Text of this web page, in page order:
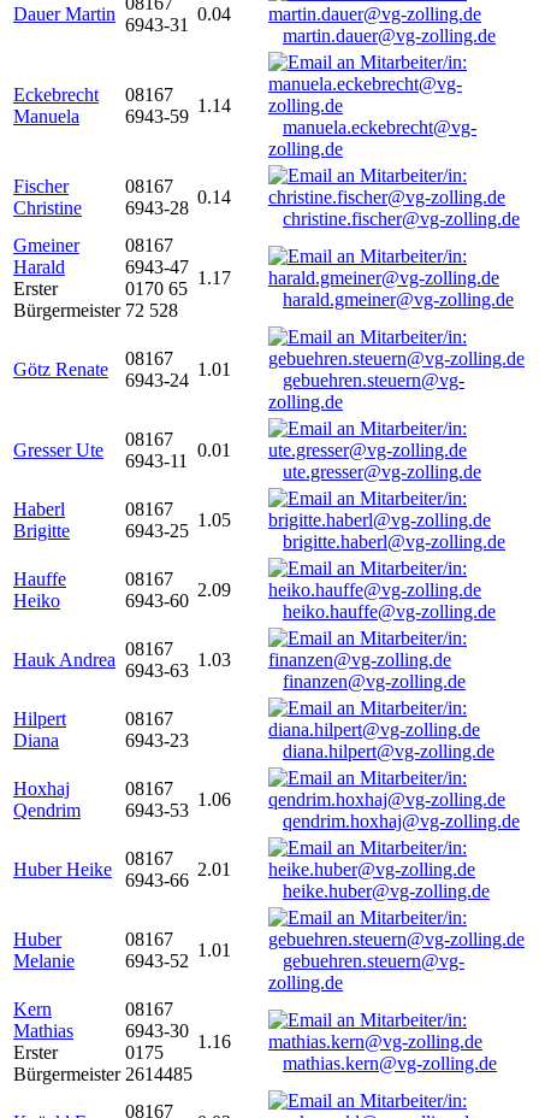
Dauer Martin
6943-31
0.04
martin.dauer@vg-zolling.de
Eckebrecht
Manuela
08167
6943-59
1.14
manuela.eckebrecht@vg-
zolling.de
Fischer
Christine
08167
6943-28
0.14
christine.fischer@vg-zolling.de
Gmeiner
Harald
Erster
Bürgermeister
08167
6943-47
0170 65
72 528
1.17
harald.gmeiner@vg-zolling.de
Götz Renate
08167
6943-24
1.01
gebuehren.steuern@vg-
zolling.de
Gresser Ute
08167
6943-11
0.01
ute.gresser@vg-zolling.de
Haberl
Brigitte
08167
6943-25
1.05
brigitte.haberl@vg-zolling.de
Hauffe
Heiko
08167
6943-60
2.09
heiko.hauffe@vg-zolling.de
Hauk Andrea
08167
6943-63
1.03
finanzen@vg-zolling.de
Hilpert
Diana
08167
6943-23
diana.hilpert@vg-zolling.de
Hoxhaj
Qendrim
08167
6943-53
1.06
qendrim.hoxhaj@vg-zolling.de
Huber Heike
08167
6943-66
2.01
heike.huber@vg-zolling.de
Huber
Melanie
08167
6943-52
1.01
gebuehren.steuern@vg-
zolling.de
Kern
Mathias
Erster
Bürgermeister
08167
6943-30
0175
2614485
1.16
mathias.kern@vg-zolling.de
08167